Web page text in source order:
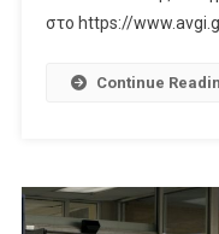
Για
στο https://
Continue